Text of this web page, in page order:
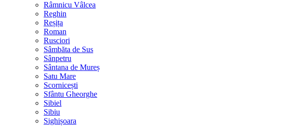
Râmnicu Vâlcea
Reghin
Reșița
Roman
Rusciori
Sâmbăta de Sus
Sânpetru
Sântana de Mureș
Satu Mare
Scornicești
Sfântu Gheorghe
Sibiel
Sibiu
Sighișoara